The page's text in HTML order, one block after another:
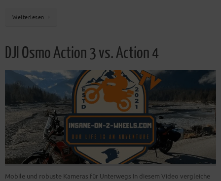
Weiterlesen
DJI Osmo Action 3 vs. Action 4
Mobile und robuste Kameras für Unterwegs In diesem Video vergleiche